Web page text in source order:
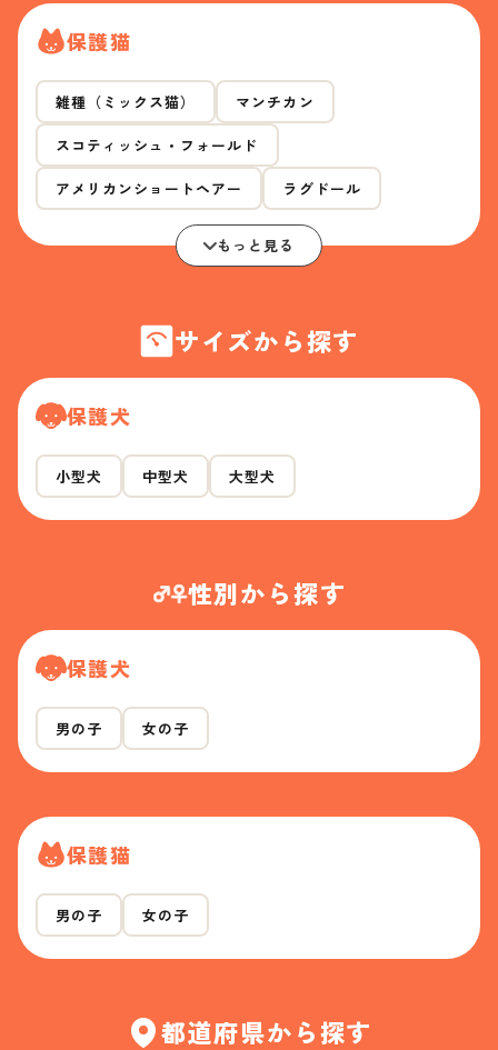
保護猫
雑種（ミックス猫） マンチカン
スコティッシュ・フォールド
アメリカンショートヘアー ラグドール
もっと見る
サイズから探す
保護犬
小型犬 中型犬 大型犬
性別から探す
保護犬
男の子 女の子
保護猫
男の子 女の子
都道府県から探す